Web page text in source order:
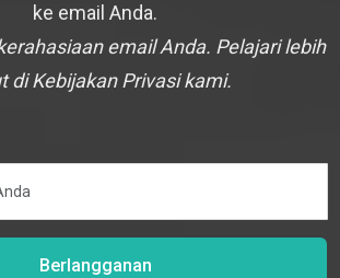
ke email Anda.
email Anda. Pelajari lebih
di Kebijakan Privasi kami.
Berlangganan